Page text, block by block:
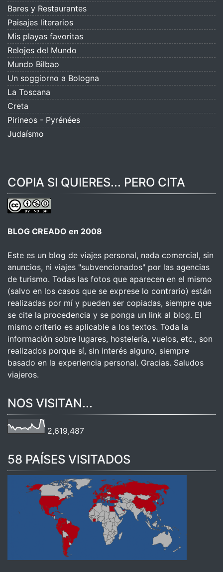
Bares y Restaurantes
Paisajes literarios
Mis playas favoritas
Relojes del Mundo
Mundo Bilbao
Un soggiorno a Bologna
La Toscana
Creta
Pirineos - Pyrénées
Judaísmo
COPIA SI QUIERES... PERO CITA
BLOG CREADO en 2008
Este es un blog de viajes personal, nada comercial, sin
anuncios, ni viajes "subvencionados" por las agencias
de turismo. Todas las fotos que aparecen en el mismo
(salvo en los casos que se exprese lo contrario) están
realizadas por mí y pueden ser copiadas, siempre que
se cite la procedencia y se ponga un link al blog. El
mismo criterio es aplicable a los textos. Toda la
información sobre lugares, hostelería, vuelos, etc., son
realizados porque sí, sin interés alguno, siempre
basado en la experiencia personal. Gracias. Saludos
viajeros.
NOS VISITAN...
2,619,487
58 PAÍSES VISITADOS